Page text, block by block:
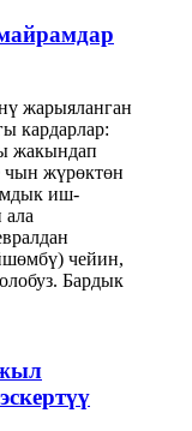
жарыяланган
кардарлар:
жакындап
чын жүрөктөн
иш-
ала
чейин,
Бардык